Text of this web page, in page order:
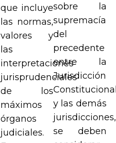
que incluye
las normas,
valores y
las
interpretaciones
jurisprudenciales
de los
máximos
órganos
judiciales.
sobre la
supremacía
del
precedente
entre la
Jurisdicción
Constitucional
y las demás
jurisdicciones,
se deben